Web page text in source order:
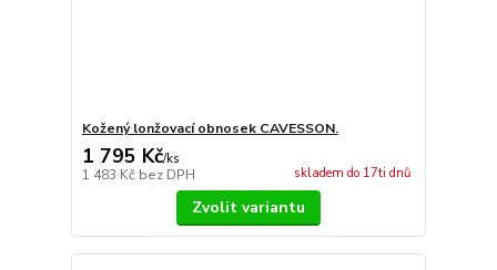
Kožený lonžovací obnosek CAVESSON.
1 795 Kč/ks
1 483 Kč bez DPH skladem do 17ti dnů
Zvolit variantu